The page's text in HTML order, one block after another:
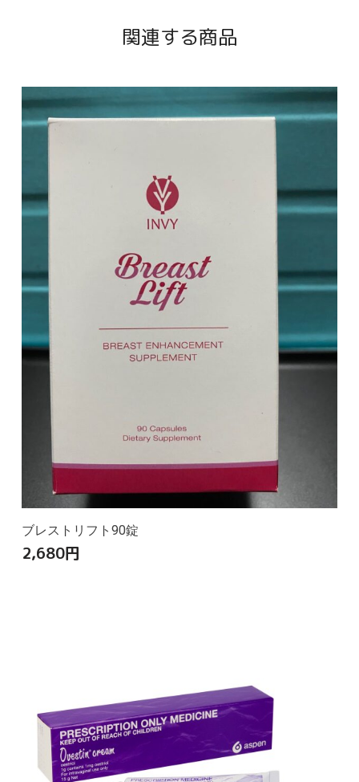
関連する商品
ブレストリフト90錠
2,680円